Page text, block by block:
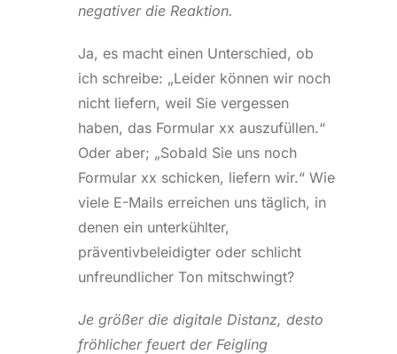
negativer die Reaktion.
Ja, es macht einen Unterschied, ob
ich schreibe: „Leider können wir noch
nicht liefern, weil Sie vergessen
haben, das Formular xx auszufüllen.“
Oder aber; „Sobald Sie uns noch
Formular xx schicken, liefern wir.“ Wie
viele E-Mails erreichen uns täglich, in
denen ein unterkühlter,
präventivbeleidigter oder schlicht
unfreundlicher Ton mitschwingt?
Je größer die digitale Distanz, desto
fröhlicher feuert der Feigling